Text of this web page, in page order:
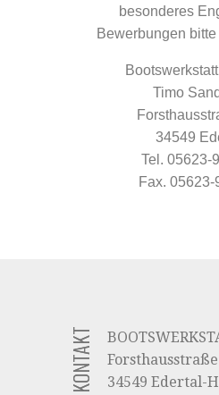
besonderes
Bewerbungen
Timo
34549
Tel. 05623-
Fax. 05623-
KONTAKT
KONTAKT
Forsthausstraße
34549 Edertal-